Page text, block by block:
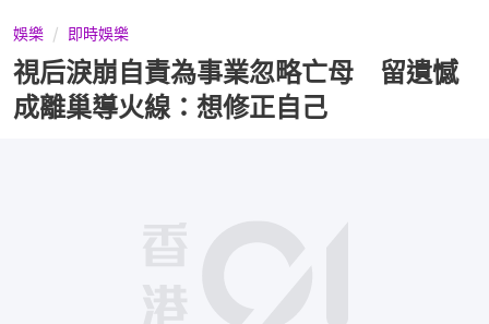
娛樂 即時娛樂
視后淚崩自責為事業忽略亡母 留遺憾
成離巢導火線：想修正自己